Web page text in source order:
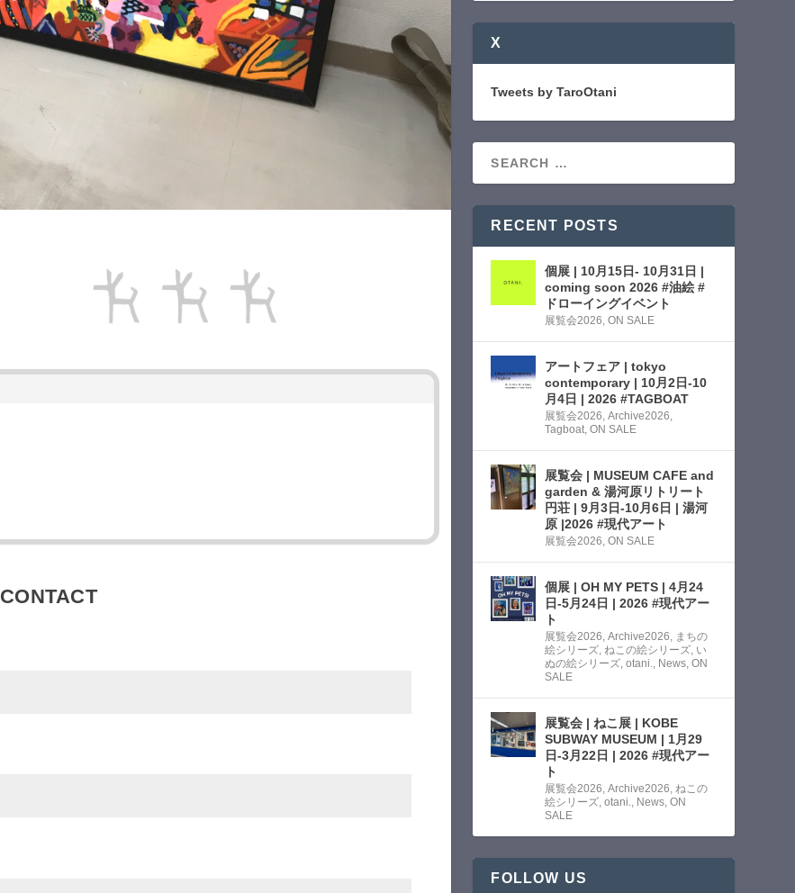
CONTACT
X
Tweets by TaroOtani
RECENT POSTS
個展 | 10月15日- 10月31日 |
coming soon 2026 #油絵 #
ドローイングイベント
展覧会2026,ON SALE
アートフェア | tokyo
contemporary | 10月2日-10
月4日 | 2026 #TAGBOAT
展覧会2026,Archive2026,
Tagboat,ON SALE
展覧会 | MUSEUM CAFE and
garden & 湯河原リトリート
円荘 | 9月3日-10月6日 | 湯河
原 |2026 #現代アート
展覧会2026,ON SALE
個展 | OH MY PETS | 4月24
日-5月24日 | 2026 #現代アー
ト
展覧会2026,Archive2026, まちの
絵シリーズ,ねこの絵シリーズ, い
ぬの絵シリーズ,otani., News,ON
SALE
展覧会 | ねこ展 | KOBE
SUBWAY MUSEUM | 1月29
日-3月22日 | 2026 #現代アー
ト
展覧会2026,Archive2026,ねこの
絵シリーズ,otani., News,ON
SALE
FOLLOW US